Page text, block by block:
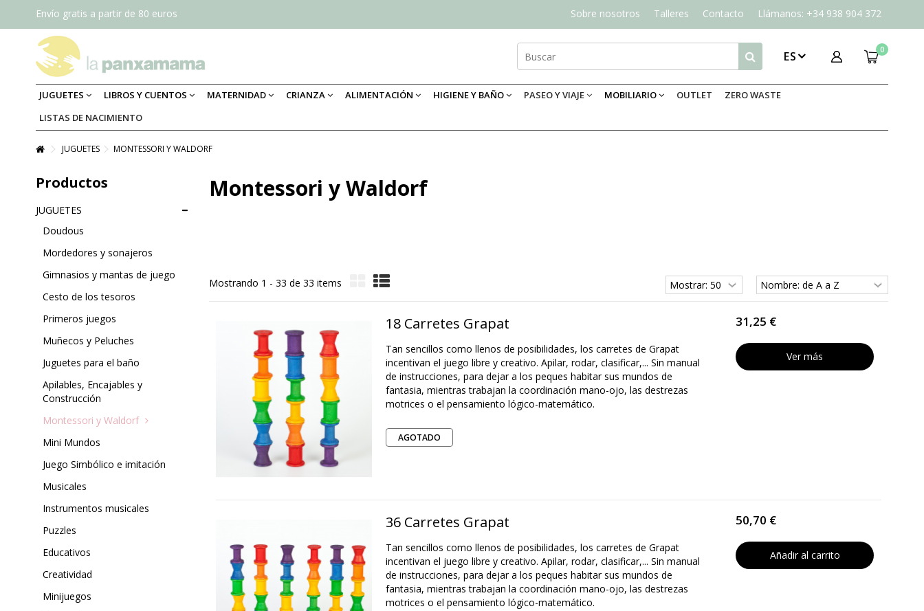
Sobre nosotros Talleres Contacto Llámanos: +34 938 904 372
Envío gratis a partir de 80 euros
0
ES
JUGUETES LIBROS Y CUENTOS MATERNIDAD CRIANZA ALIMENTACIÓN HIGIENE Y BAÑO PASEO Y VIAJE MOBILIARIO OUTLET
ZERO WASTE
LISTAS DE NACIMIENTO
JUGUETES MONTESSORI Y WALDORF
Montessori y Waldorf
Mostrando 1 - 33 de 33 items
18 Carretes Grapat
Tan sencillos como llenos de posibilidades, los carretes de Grapat
incentivan el juego libre y creativo. Apilar, rodar, clasificar,... Sin manual
de instrucciones, para dejar a los peques habitar sus mundos de
fantasia, mientras trabajan la coordinación mano-ojo, las destrezas
motrices o el pensamiento lógico-matemático.
AGOTADO
31,25 €
Ver más
36 Carretes Grapat
Tan sencillos como llenos de posibilidades, los carretes de Grapat
incentivan el juego libre y creativo. Apilar, rodar, clasificar,... Sin manual
de instrucciones, para dejar a los peques habitar sus mundos de
fantasia, mientras trabajan la coordinación mano-ojo, las destrezas
motrices o el pensamiento lógico-matemático.
50,70 €
Añadir al carrito
Productos
JUGUETES
Doudous
Mordedores y sonajeros
Gimnasios y mantas de juego
Cesto de los tesoros
Primeros juegos
Muñecos y Peluches
Juguetes para el baño
Apilables, Encajables y
Construcción
Montessori y Waldorf
Mini Mundos
Juego Simbólico e imitación
Musicales
Instrumentos musicales
Puzzles
Educativos
Creatividad
Minijuegos